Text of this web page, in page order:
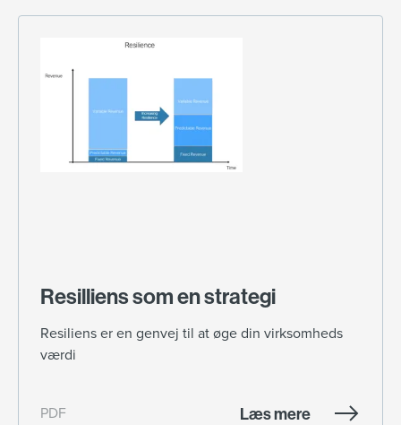
Resilliens som en strategi
Resiliens er en genvej til at øge din virksomheds
værdi
PDF Læs mere